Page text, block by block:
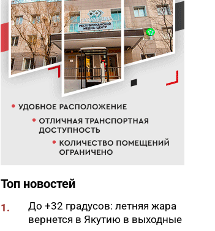
прогнозируют сильные дожди
13:32
В Якутии за сутки потушили
десять лесных пожаров
12:52
Гороскоп на неделю с 10 по 16
августа 2026 года
12:29
Айсен Николаев поздравил
якутян с Всероссийским днем
физкультурника
Образование сквозь года: как
полпути
11:35
Российские школьники будут
учиться по новой программе
Топ новостей
1.
До +32 градусов: летняя жара
вернется в Якутию в выходные